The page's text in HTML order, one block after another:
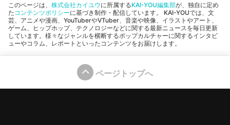
このページは、 株式会社カイユウに所属するKAI-YOU編集部が、独自に定め
た コンテンツポリシーに基づき制作・配信しています。 KAI-YOUでは、文
芸、アニメや漫画、YouTuberやVTuber、音楽や映像、イラストやアート、
ゲーム、ヒップホップ、テクノロジーなどに関する最新ニュースを毎日更新
しています。様々なジャンルを横断するポップカルチャーに関するインタビ
ューやコラム、レポートといったコンテンツをお届けします。
ページトップへ